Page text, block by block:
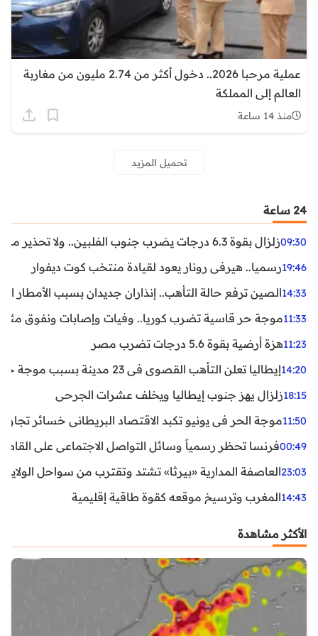
عملية مرحبا 2026.. دخول أكثر من 2.74 مليون من مغاربة
العالم إلى المملكة
منذ 14 ساعة
تحميل المزيد
24 ساعة
09:30زلزال بقوة 6.3 درجات يضرب جنوب الفلبين.. ولا تحذير من تسونامي حتى الآن
19:46رسميا.. هيرفي رونار يعود لقيادة منتخب كوت ديفوار
14:33الصين ترفع حالة التأهب.. إنذاران جديدان بسبب الأمطار
11:33موجة حر قاسية تضرب كوريا.. وفيات وإصابات ونفوق مئات
11:23هزة أرضية بقوة 5.6 درجات تضرب مصر
14:20إيطاليا تعلن التأهب القصوى في 23 مدينة بسبب موجة حر شديدة
18:15زلزال يهز جنوب إيطاليا ويخلف عشرات الجرحى
11:50موجة الحر في يونيو تكبد الاقتصاد البريطاني خسائر تجاوزت 1.5 مليار
00:49فرنسا تحظر رسمياً وسائل التواصل الاجتماعي على القاصرين
23:03العاصفة المدارية «بيرثا» تشتد وتقترب من سواحل
14:43المغرب وترسيخ موقعه كقوة طاقية إقليمية
الأكثر مشاهدة